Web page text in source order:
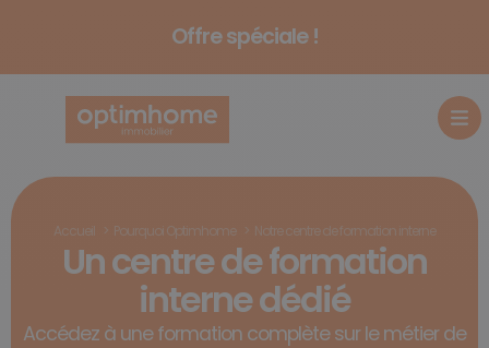
Offre spéciale !
Accueil Pourquoi Optimhome Notre centre de formation interne
Un centre de formation
interne dédié
Accédez à une formation complète sur le métier de